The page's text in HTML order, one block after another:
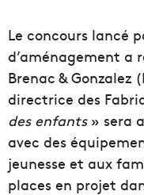
Le concours lancé
d’aménagement a
Brenac & Gonzalez
directrice des
des enfants» sera
avec des
jeunesse et aux
places en projet